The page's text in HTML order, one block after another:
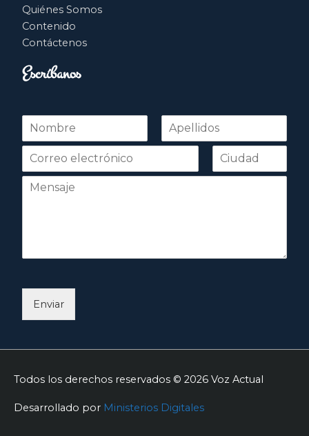
Quiénes Somos
Contenido
Contáctenos
Escríbanos
N
m
r
Nombre Apellidos
Enviar
Todos los derechos reservados © 2026 Voz Actual
Desarrollado por Ministerios Digitales